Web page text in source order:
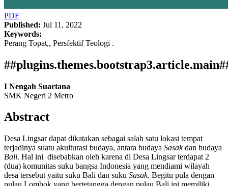
PDF
Published: Jul 11, 2022
Keywords:
Perang Topat,, Persfektif Teologi .
I Nengah Suartana
SMK Negeri 2 Metro
Abstract
Desa Lingsar dapat dikatakan sebagai salah satu lokasi tempat
terjadinya suatu akulturasi budaya, antara budaya Sasakdan budaya
Bali. Hal ini disebabkan oleh karena di Desa Lingsar terdapat 2
(dua) komunitas suku bangsa Indonesia yang mendiami wilayah
desa tersebut yaitu suku Bali dan suku Sasak. Begitu pula dengan